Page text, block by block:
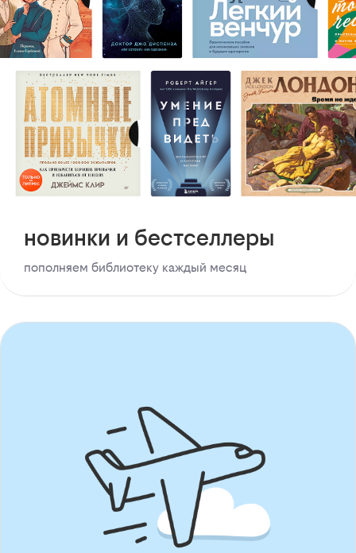
новинки и бестселлеры
пополняем библиотеку каждый месяц